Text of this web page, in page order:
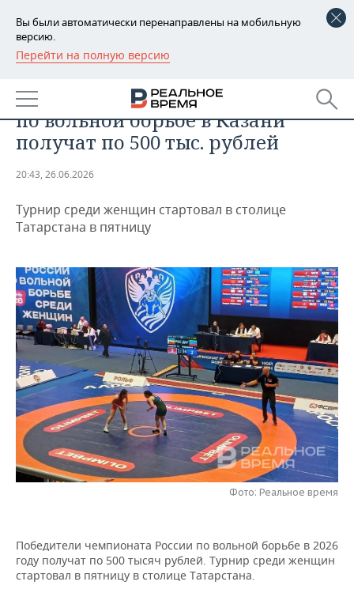
Вы были автоматически перенаправлены на мобильную
версию.
Перейти на полную версию
РЕГИОНЫ
БАШКОРТОСТАН
ТАТАРСТАН
НОВОСТИ
АНАЛИТИКА
ДЕКЛАРАЦИИ О ДОХОДАХ
КОРОЛИ ГОСЗАКАЗА ПФО
ВУЗЫ ТАТАРСТАНА
КОМУ ПРИНАДЛЕЖАТ
ТОРГОВЫЕ ЦЕНТРЫ
ТАТАРСТАНА
НОВОСТИ ЭКОНОМИКИ
ФИНАНСЫ
БАНКИ
БЮДЖЕТ
ИНВЕСТИЦИИ
ПРОМЫШЛЕННОСТЬ
НОВОСТИ
АГРОПРОМ
МАШИНОСТРОЕНИЕ
НЕФТЕХИМИЯ
НЕФТЬ
ОПК
ЭНЕРГЕТИКА
НЕДВИЖИМОСТЬ
НОВОСТИ НЕДВИЖИМОСТИ
АВТО
НОВОСТИ АВТО
БИЗНЕС
НОВОСТИ БИЗНЕСА
РОЗНИЧНАЯ ТОРГОВЛЯ
ТРАНСПОРТ
УСЛУГИ
ТЕХНОЛОГИИ
НОВОСТИ ТЕХНОЛОГИЙ
IT
МЕДИА
МЕРОПРИЯТИЯ
НОВОСТИ МЕРОПРИЯТИЙ
ВЫЕЗДНАЯ РЕДАКЦИЯ
ОТКРЫТАЯ ЛЕКЦИЯ
СПОРТ
НОВОСТИ СПОРТА
БАСКЕТБОЛ
ОБЩЕСТВО
ИНФРАСТРУКТУРА
СПРАВОЧНИК
Победители чемпионата России
по вольной борьбе в Казани
получат по 500 тыс. рублей
20:43, 26.06.2026
Турнир среди женщин стартовал в столице
Татарстана в пятницу
Фото: Реальное время
Победители чемпионата России по вольной борьбе в 2026
году получат по 500 тысяч рублей. Турнир среди женщин
стартовал в пятницу в столице Татарстана.